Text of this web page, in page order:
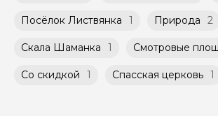
Посёлок Листвянка 1 Природа 2
Скала Шаманка 1 Смотровые
Со скидкой 1 Спасская церковь 1